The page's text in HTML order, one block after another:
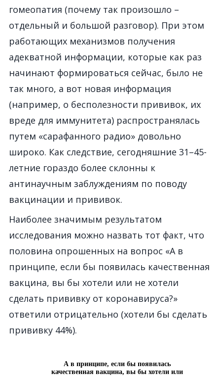
гомеопатия (почему так произошло –
отдельный и большой разговор). При этом
работающих механизмов получения
адекватной информации, которые как раз
начинают формироваться сейчас, было не
так много, а вот новая информация
(например, о бесполезности прививок, их
вреде для иммунитета) распространялась
путем «сарафанного радио» довольно
широко. Как следствие, сегодняшние 31–45-
летние гораздо более склонны к
антинаучным заблуждениям по поводу
вакцинации и прививок.
Наиболее значимым результатом
исследования можно назвать тот факт, что
половина опрошенных на вопрос «А в
принципе, если бы появилась качественная
вакцина, вы бы хотели или не хотели
сделать прививку от коронавируса?»
ответили отрицательно (хотели бы сделать
прививку 44%).